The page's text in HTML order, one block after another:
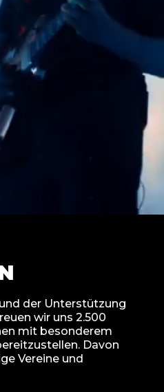
der Unterstützung
wir uns 2.500
mit besonderem
Davon
Vereine und